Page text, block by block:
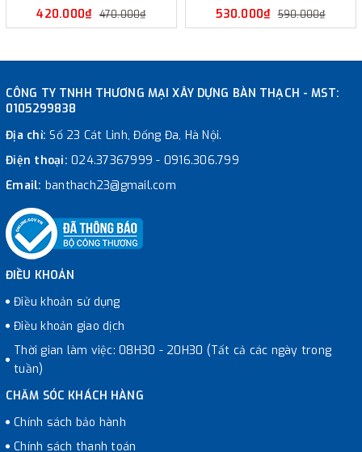
420.000₫ 470.000₫ 530.000₫ 590.000₫
CÔNG TY TNHH THƯƠNG MẠI XÂY DỰNG BÀN THẠCH - MST:
0105299838
Địa chỉ:Số 23 Cát Linh, Đống Đa, Hà Nội.
Điện thoại: 024.37367999 - 0916.306.799
Email: banthach23@gmail.com
ĐIỀU KHOẢN
Điều khoản sử dụng
Điều khoản giao dịch
Thời gian làm việc: 08H30 - 20H30 (Tất cả các ngày trong
tuần)
CHĂM SÓC KHÁCH HÀNG
Chính sách bảo hành
Chính sách thanh toán